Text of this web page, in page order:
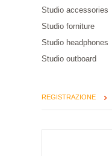
Studio accessories
Studio forniture
Studio headphones
Studio outboard
REGISTRAZIONE